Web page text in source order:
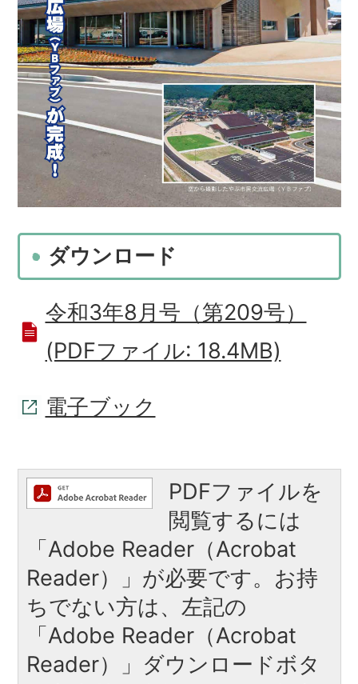
ダウンロード
令和3年8月号（第209号）
(PDFファイル: 18.4MB)
電子ブック
PDFファイルを
閲覧するには
「Adobe Reader（Acrobat
Reader）」が必要です。お持
ちでない方は、左記の
「Adobe Reader（Acrobat
Reader）」ダウンロードボタ